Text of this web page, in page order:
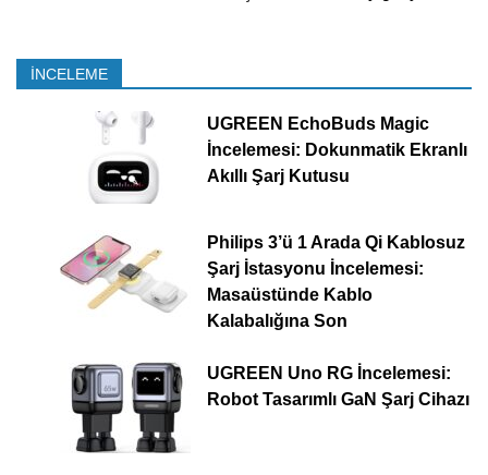
İNCELEME
UGREEN EchoBuds Magic
İncelemesi: Dokunmatik Ekranlı
Akıllı Şarj Kutusu
Philips 3’ü 1 Arada Qi Kablosuz
Şarj İstasyonu İncelemesi:
Masaüstünde Kablo
Kalabalığına Son
UGREEN Uno RG İncelemesi:
Robot Tasarımlı GaN Şarj Cihazı